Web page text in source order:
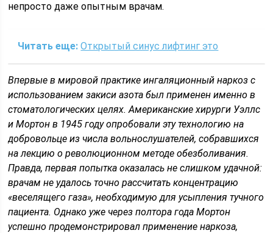
непросто даже опытным врачам.
Читать еще: Открытый синус лифтинг это
Впервые в мировой практике ингаляционный наркоз с
использованием закиси азота был применен именно в
стоматологических целях. Американские хирурги Уэллс
и Мортон в 1945 году опробовали эту технологию на
добровольце из числа вольнослушателей, собравшихся
на лекцию о революционном методе обезболивания.
Правда, первая попытка оказалась не слишком удачной:
врачам не удалось точно рассчитать концентрацию
«веселящего газа», необходимую для усыпления тучного
пациента. Однако уже через полтора года Мортон
успешно продемонстрировал применение наркоза,